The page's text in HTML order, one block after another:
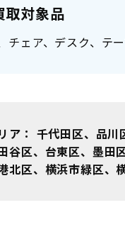
取対象品
チェア、デスク、テ
ア
千代田区、品川
谷区、台東区、墨田
北区、横浜市緑区、